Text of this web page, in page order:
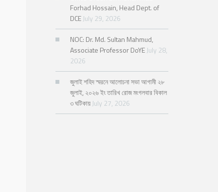
Forhad Hossain, Head Dept. of
DCE July 29, 2026
NOC: Dr. Md. Sultan Mahmud,
Associate Professor DoYE July 28,
2026
জুলাই শহিদ স্মরনে আলোচনা সভা আগামী ২৮
জুলাই, ২০২৬ ইং তারিখ রোজ মংগলবার বিকাল
৩ ঘটিকায় July 27, 2026